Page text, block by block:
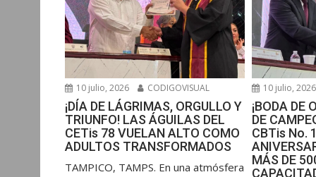
10 julio, 2026 CODIGOVISUAL
¡DÍA DE LÁGRIMAS, ORGULLO Y
TRIUNFO! LAS ÁGUILAS DEL
CETis 78 VUELAN ALTO COMO
ADULTOS TRANSFORMADOS
​TAMPICO, TAMPS. En una atmósfera
10 julio, 2026
¡BODA DE
DE
CBTis No.
MÁS DE